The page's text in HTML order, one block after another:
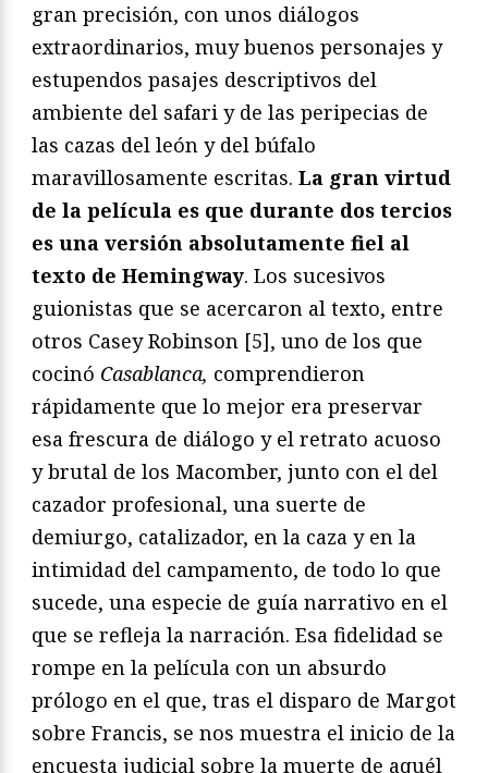
gran precisión, con unos diálogos
extraordinarios, muy buenos personajes y
estupendos pasajes descriptivos del
ambiente del safari y de las peripecias de
las cazas del león y del búfalo
maravillosamente escritas. La gran virtud
de la película es que durante dos tercios
es una versión absolutamente fiel al
texto de Hemingway. Los sucesivos
guionistas que se acercaron al texto, entre
otros Casey Robinson [5], uno de los que
cocinó Casablanca, comprendieron
rápidamente que lo mejor era preservar
esa frescura de diálogo y el retrato acuoso
y brutal de los Macomber, junto con el del
cazador profesional, una suerte de
demiurgo, catalizador, en la caza y en la
intimidad del campamento, de todo lo que
sucede, una especie de guía narrativo en el
que se refleja la narración. Esa fidelidad se
rompe en la película con un absurdo
prólogo en el que, tras el disparo de Margot
sobre Francis, se nos muestra el inicio de la
encuesta judicial sobre la muerte de aquél